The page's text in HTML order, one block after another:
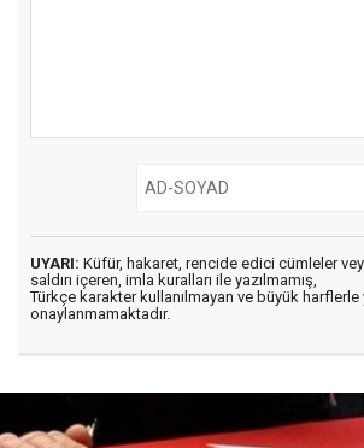
UYARI: Küfür, hakaret, rencide edici cümleler
saldırı içeren, imla kuralları ile yazılmamış,
Türkçe karakter kullanılmayan ve büyük harflerle
onaylanmamaktadır.